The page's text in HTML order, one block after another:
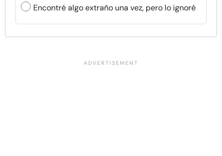
Encontré algo extraño una vez, pero lo ignoré